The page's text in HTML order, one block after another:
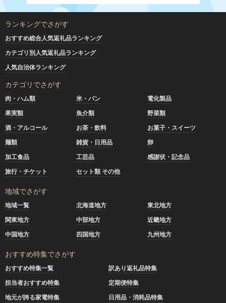
ランキングでさがす
おすすめ総合人気返礼品ランキング
カテゴリ別人気返礼品ランキング
人気自治体ランキング
カテゴリでさがす
肉・ハム類 米・パン
電化製品
果実類
魚介類
野菜類
酒・アルコール
お茶・飲料
お菓子・スイーツ
麺類
雑貨・日用品
卵
加工食品
工芸品
感謝状・記念品
旅行・チケット
セット類 その他
地域でさがす
地域一覧 北海道地方
東北地方
関東地方
中部地方
近畿地方
中国地方
四国地方 九州地方
おすすめ特集でさがす
おすすめ特集一覧
訳あり返礼品特集
担当者おすすめ特集
定期便特集
地元が誇る家電特集
日用品・消耗品特集